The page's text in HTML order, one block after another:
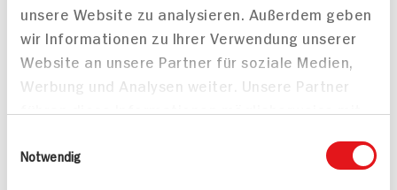
unsere Website zu analysieren. Außerdem geben
wir Informationen zu Ihrer Verwendung unserer
Website an unsere Partner für soziale Medien,
Werbung und Analysen weiter. Unsere Partner
bereitgestellt haben oder die sie im Rahmen
Notwendig
Mehr Informationen in unserem FAQ
kontakt
hit.de
Wir beantworten gerne Ihre Fragen
(0228) 42967 0
Folgen Sie uns auf TikTok